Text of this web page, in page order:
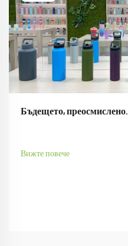
Бъдещето, преосмислено.
Вижте повече